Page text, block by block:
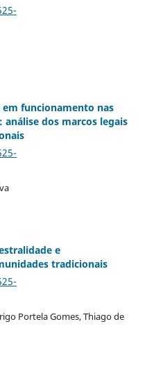
funcionamento nas
análise dos marcos legais
e
tradicionais
Portela Gomes, Thiago de